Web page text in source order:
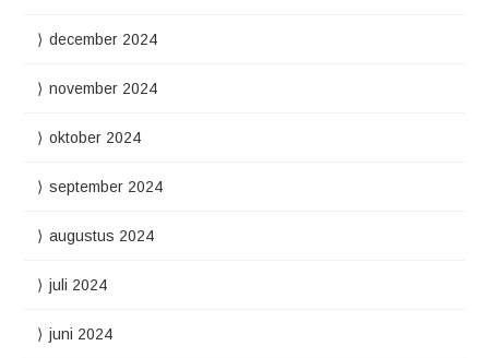
december 2024
november 2024
oktober 2024
september 2024
augustus 2024
juli 2024
juni 2024